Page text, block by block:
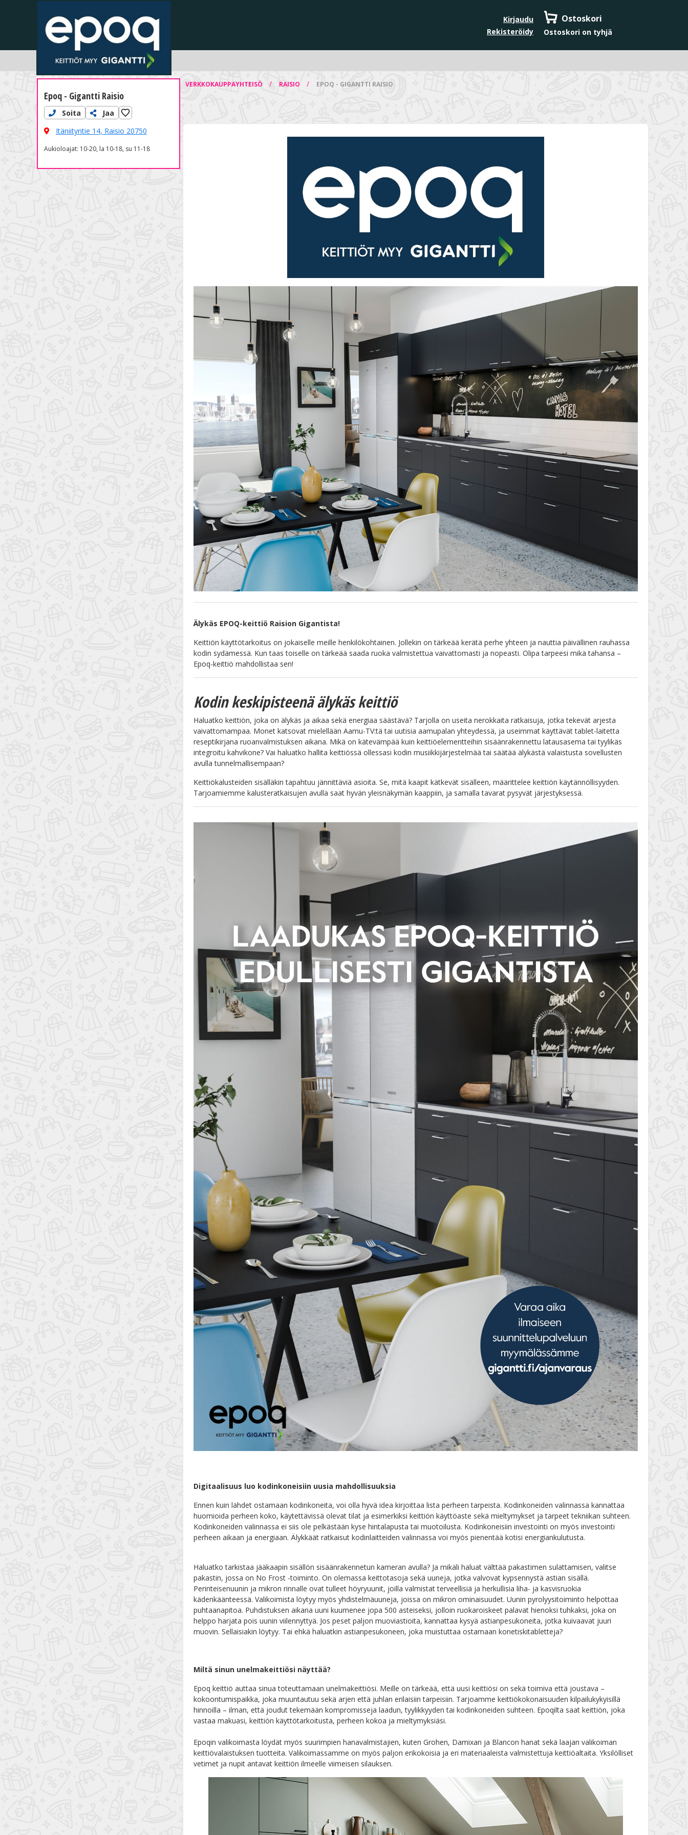
Ostoskori
Ostoskori on tyhjä
Kirjaudu
Rekisteröidy
Epoq - Gigantti Raisio
Soita
Jaa
Itäniityntie 14, Raisio 20750
Aukioloajat: 10-20, la 10-18, su 11-18
VERKKOKAUPPAYHTEISÖ / RAISIO / EPOQ - GIGANTTI RAISIO
Älykäs EPOQ-keittiö Raision Gigantista!
Keittiön käyttötarkoitus on jokaiselle meille henkilökohtainen. Jollekin on tärkeää kerätä perhe yhteen ja nauttia päivällinen rauhassa
kodin sydämessä. Kun taas toiselle on tärkeää saada ruoka valmistettua vaivattomasti ja nopeasti. Olipa tarpeesi mikä tahansa –
Epoq-keittiö mahdollistaa sen!
Kodin keskipisteenä älykäs keittiö
Haluatko keittiön, joka on älykäs ja aikaa sekä energiaa säästävä? Tarjolla on useita nerokkaita ratkaisuja, jotka tekevät arjesta
vaivattomampaa. Monet katsovat mielellään Aamu-TV:tä tai uutisia aamupalan yhteydessä, ja useimmat käyttävät tablet-laitetta
reseptikirjana ruoanvalmistuksen aikana. Mikä on kätevämpää kuin keittiöelementteihin sisäänrakennettu latausasema tai tyylikäs
integroitu kahvikone? Vai haluatko hallita keittiössä ollessasi kodin musiikkijärjestelmää tai säätää älykästä valaistusta sovellusten
avulla tunnelmallisempaan?
Keittiökalusteiden sisälläkin tapahtuu jännittäviä asioita. Se, mitä kaapit kätkevät sisälleen, määrittelee keittiön käytännöllisyyden.
Tarjoamiemme kalusteratkaisujen avulla saat hyvän yleisnäkymän kaappiin, ja samalla tavarat pysyvät järjestyksessä.
Digitaalisuus luo kodinkoneisiin uusia mahdollisuuksia
Ennen kuin lähdet ostamaan kodinkoneita, voi olla hyvä idea kirjoittaa lista perheen tarpeista. Kodinkoneiden valinnassa kannattaa
huomioida perheen koko, käytettävissä olevat tilat ja esimerkiksi keittiön käyttöaste sekä mieltymykset ja tarpeet tekniikan suhteen.
Kodinkoneiden valinnassa ei siis ole pelkästään kyse hintalapusta tai muotoilusta. Kodinkoneisiin investointi on myös investointi
perheen aikaan ja energiaan. Älykkäät ratkaisut kodinlaitteiden valinnassa voi myös pienentää kotisi energiankulutusta.
Haluatko tarkistaa jääkaapin sisällön sisäänrakennetun kameran avulla? Ja mikäli haluat välttää pakastimen sulattamisen, valitse
pakastin, jossa on No Frost -toiminto. On olemassa keittotasoja sekä uuneja, jotka valvovat kypsennystä astian sisällä.
Perinteisenuunin ja mikron rinnalle ovat tulleet höyryuunit, joilla valmistat terveellisiä ja herkullisia liha- ja kasvisruokia
kädenkäänteessä. Valikoimista löytyy myös yhdistelmäuuneja, joissa on mikron ominaisuudet. Uunin pyrolyysitoiminto helpottaa
puhtaanapitoa. Puhdistuksen aikana uuni kuumenee jopa 500 asteiseksi, jolloin ruokaroiskeet palavat hienoksi tuhkaksi, joka on
helppo harjata pois uunin viilennyttyä. Jos peset paljon muoviastioita, kannattaa kysyä astianpesukoneita, jotka kuivaavat juuri
muovin. Sellaisiakin löytyy. Tai ehkä haluatkin astianpesukoneen, joka muistuttaa ostamaan konetiskitabletteja?
Miltä sinun unelmakeittiösi näyttää?
Epoq keittiö auttaa sinua toteuttamaan unelmakeittiösi. Meille on tärkeää, että uusi keittiösi on sekä toimiva että joustava –
kokoontumispaikka, joka muuntautuu sekä arjen että juhlan erilaisiin tarpeisiin. Tarjoamme keittiökokonaisuuden kilpailukykyisillä
hinnoilla – ilman, että joudut tekemään kompromisseja laadun, tyylikkyyden tai kodinkoneiden suhteen. Epoqilta saat keittiön, joka
vastaa makuasi, keittiön käyttötarkoitusta, perheen kokoa ja mieltymyksiäsi.
Epoqin valikoimasta löydät myös suurimpien hanavalmistajien, kuten Grohen, Damixan ja Blancon hanat sekä laajan valikoiman
keittiövalaistuksen tuotteita. Valikoimassamme on myös paljon erikokoisia ja eri materiaaleista valmistettuja keittiöaltaita. Yksilölliset
vetimet ja nupit antavat keittiön ilmeelle viimeisen silauksen.